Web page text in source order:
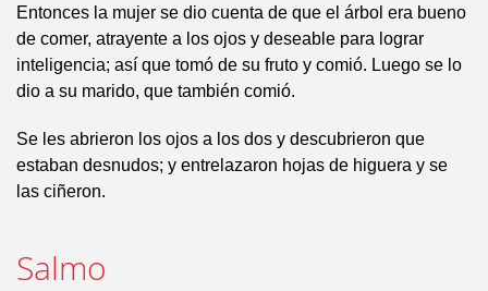
Entonces la mujer se dio cuenta de que el árbol era bueno
de comer, atrayente a los ojos y deseable para lograr
inteligencia; así que tomó de su fruto y comió. Luego se lo
dio a su marido, que también comió.
Se les abrieron los ojos a los dos y descubrieron que
estaban desnudos; y entrelazaron hojas de higuera y se
las ciñeron.
Salmo